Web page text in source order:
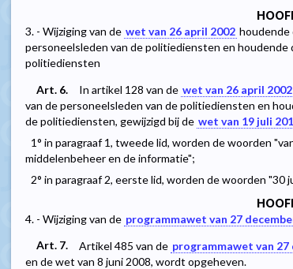
3. - Wijziging van de wet van 26 april 2002 houdende
personeelsleden van de politiediensten en
politiediensten
Art. 6.
In artikel 128 van de wet van 26 april 2002
van de personeelsleden van de politiediensten en
de politiediensten, gewijzigd bij de wet van 19 juli
1° in paragraaf 1, tweede lid, worden de woorden
middelenbeheer en de informatie";
2° in paragraaf 2, eerste lid, worden de woorden
4. - Wijziging van de programmawet van 27
Art. 7.
Artikel 485 van de programmawet van 27
en de wet van 8 juni 2008, wordt opgeheven.